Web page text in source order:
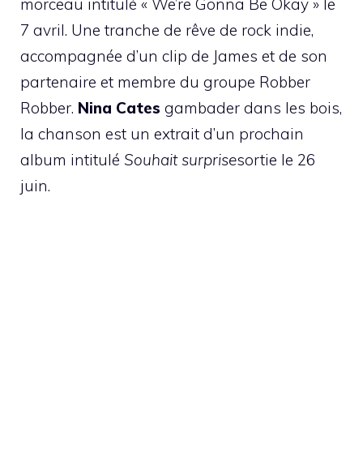
7 avril. Une tranche de rêve de rock indie,
accompagnée d’un clip de James et de son
partenaire et membre du groupe Robber
Robber. Nina Cates gambader dans les bois,
la chanson est un extrait d’un prochain
album intitulé Souhait surprisesortie le 26
juin.